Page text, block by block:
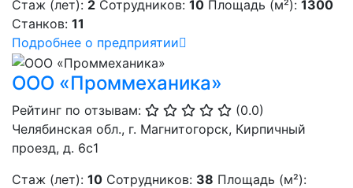
Стаж (лет): 2 Сотрудников: 10 Площадь (м²): 1300
Станков: 11
Подробнее о предприятии
ООО «Проммеханика»
Рейтинг по отзывам:
(0.0)
Челябинская обл., г. Магнитогорск, Кирпичный
проезд, д. 6с1
Стаж (лет): 10 Сотрудников: 38 Площадь (м²):